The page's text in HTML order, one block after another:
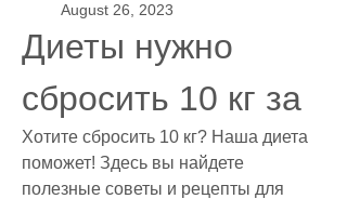
August 26, 2023
Диеты нужно
сбросить 10 кг за
Хотите сбросить 10 кг? Наша диета
поможет! Здесь вы найдете
полезные советы и рецепты для